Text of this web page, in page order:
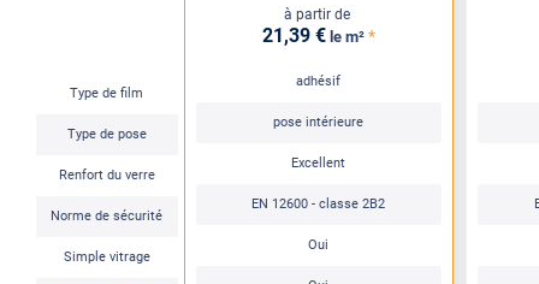
Type de film
Type de pose
Renfort du verre
Norme de sécurité
Simple vitrage
à partir de
21,39 € le m² *
adhésif
pose intérieure
Excellent
EN 12600 - classe 2B2
Oui